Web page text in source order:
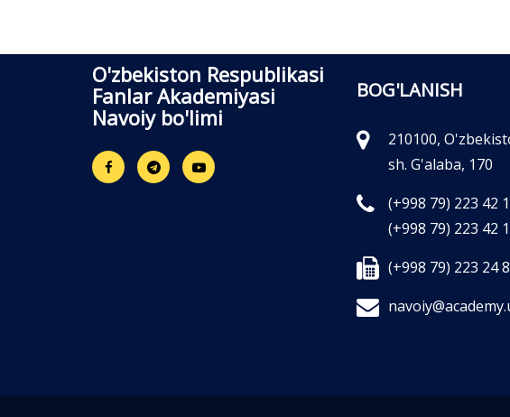
O'zbekiston Respublikasi
Fanlar Akademiyasi
Navoiy bo'limi
BOG'LANISH
210100,
sh. G'alaba, 170
(+998 79) 223 42
(+998 79) 223 42
(+998 79) 223 24